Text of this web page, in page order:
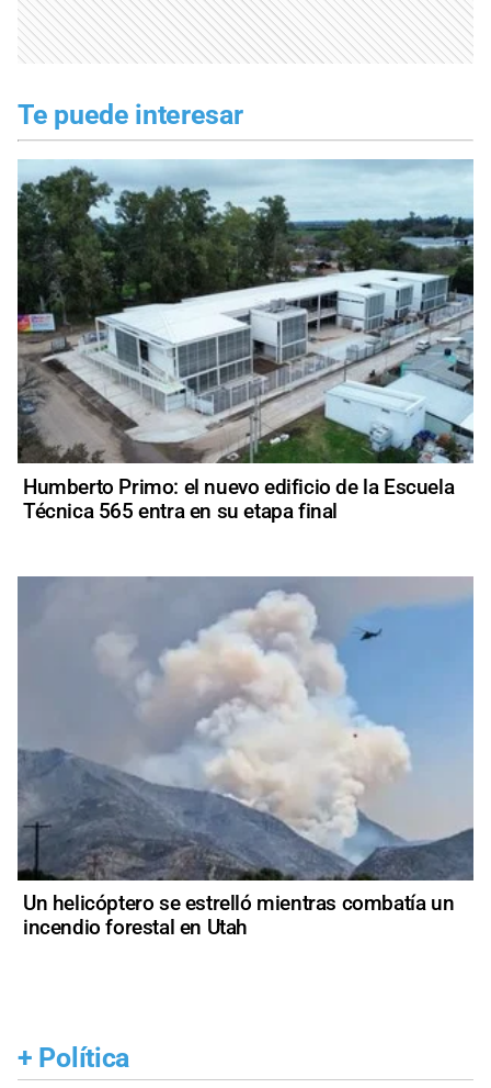
Te puede interesar
Humberto Primo: el nuevo edificio de la Escuela
Técnica 565 entra en su etapa final
Un helicóptero se estrelló mientras combatía un
incendio forestal en Utah
+ Política